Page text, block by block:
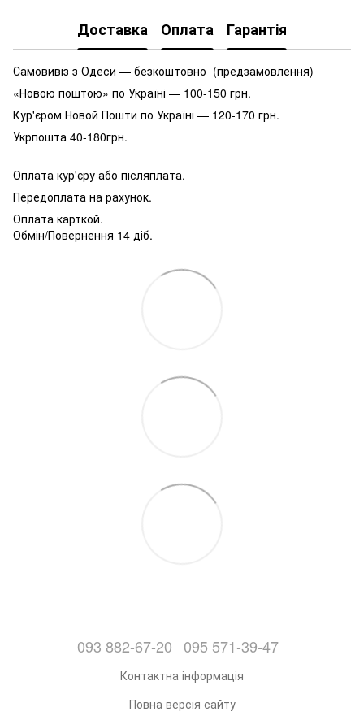
Доставка Оплата Гарантія
Самовивіз з Одеси — безкоштовно (предзамовлення)
«Новою поштою» по Україні — 100-150 грн.
Кур'єром Новой Пошти по Україні — 120-170 грн.
Укрпошта 40-180грн.
Оплата кур'єру або післяплата.
Передоплата на рахунок.
Оплата карткой.
Обмін/Повернення 14 діб.
093 882-67-20 095 571-39-47
Контактна інформація
Повна версія сайту